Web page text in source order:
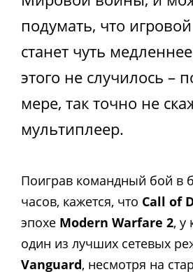
подумать, что
станет чуть
этого не случилось –
мере, так точно не
мультиплеер.
Поиграв командный бой в
часов, кажется, что Call of
эпохе Modern Warfare 2, у
один из лучших сетевых
Vanguard, несмотря на